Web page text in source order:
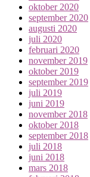
oktober 2020
september 2020
augusti 2020
juli 2020
februari 2020
november 2019
oktober 2019
september 2019
juli 2019
juni 2019
november 2018
oktober 2018
september 2018
juli 2018
juni 2018
mars 2018